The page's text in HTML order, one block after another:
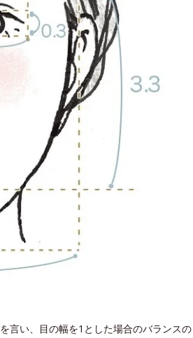
を言い、目の幅を1とした場合のバランスの